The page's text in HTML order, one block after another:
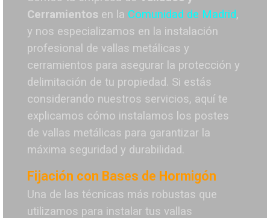
Cerramientos en la Comunidad de Madrid,
y nos especializamos en la instalación
profesional de vallas metálicas y
cerramientos para asegurar la protección y
delimitación de tu propiedad. Si estás
considerando nuestros servicios, aquí te
explicamos cómo instalamos los postes
de vallas metálicas para garantizar la
máxima seguridad y durabilidad.
Fijación con Bases de Hormigón
Una de las técnicas más robustas que
utilizamos para instalar tus vallas